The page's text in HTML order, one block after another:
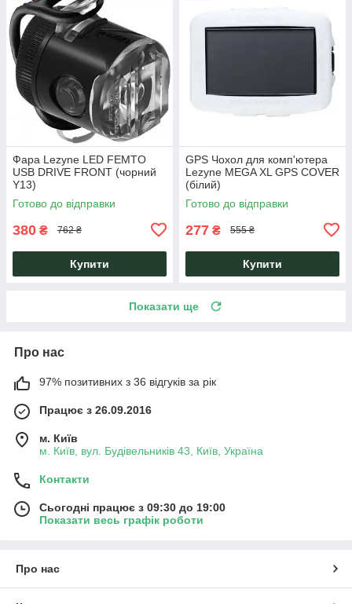
Фара Lezyne LED FEMTO
USB DRIVE FRONT (чорний
Y13)
Готово до відправки
380 ₴ 762 ₴
Купити
GPS Чохол для комп'ютера
Lezyne MEGA XL GPS COVER
(білий)
Готово до відправки
277 ₴ 555 ₴
Купити
Показати ще
Про нас
97% позитивних з 36 відгуків за рік
Працює з 26.09.2016
м. Київ
м. Київ, вул. Будівельників 43, Київ, Україна
Контакти
Сьогодні працює з 09:30 до 19:00
Показати весь графік роботи
Про нас